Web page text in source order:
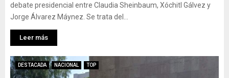
debate presidencial entre Claudia Sheinbaum, Xóchitl Gálvez y
Jorge Álvarez Máynez. Se trata del...
Leer más
DESTACADA NACIONAL TOP